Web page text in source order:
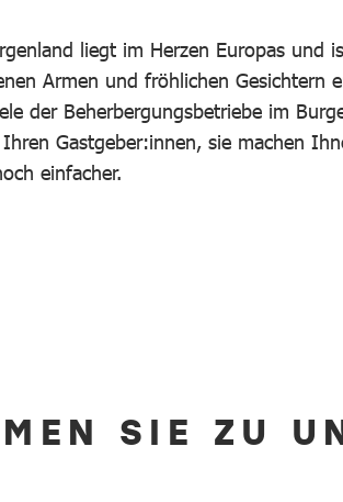
liegt im Herzen Europas und
Armen und fröhlichen Gesichtern
der Beherbergungsbetriebe im
Gastgeber:innen, sie machen
einfacher.
SIE ZU